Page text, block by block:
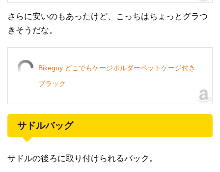
さらに安いのもあったけど、こっちはちょっとグラつ
きそうだな。
Bikeguy どこでもケージホルダーペットケージ付き
ブラック
サドルバッグ
サドルの後ろに取り付けられるバック。